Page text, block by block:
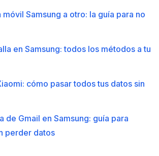
móvil Samsung a otro: la guía para no
en Samsung: todos los métodos a tu
cómo pasar todos tus datos sin
de Gmail en Samsung: guía para
perder datos